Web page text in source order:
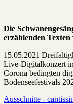
Die
erzählenden
15.05.2021
Live-Digitalkonzert
Corona bedingten
Bodenseefestivals
Ausschnitte -